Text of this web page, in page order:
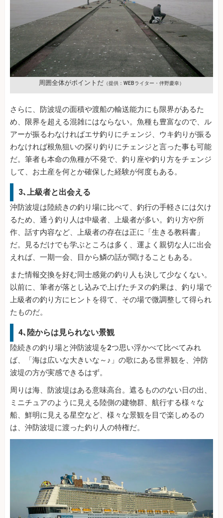
周囲全体がポイントだ （提供：WEBライター・伴野慶幸）
さらに、防波堤の面積や渡船の輸送能力にも限界があるた
め、限界を超える混雑にはならない。魚種も豊富なので、ル
アーが振るわなければエサ釣りにチェンジ、ウキ釣りが振る
わなければ根魚狙いの探り釣りにチェンジと言った事も可能
だ。筆者も本命の魚種が不発で、釣り座や釣り方をチェンジ
して、お土産を何とか確保した経験が何度もある。
3､上級者と出会える
沖防波堤は陸続きの釣り場に比べて、釣行の手軽さには欠け
るため、通う釣り人は中級者、上級者が多い。釣り方や所
作、話す内容など、上級者の存在は正に「生きる教科書」
だ。見るだけでも学ぶところは多く、運よく親切な人に出会
えれば、一期一会、目から鱗の話が聞けることもある。
また情報交換を好む同士感覚の釣り人も決して少なくない。
以前に、筆者が落とし込みで上げたチヌの釣果は、釣り場で
上級者の釣り方にヒントを得て、その場で微調整して得られ
たものだ。
4､陸からは見られない景観
陸続きの釣り場と沖防波堤を2つ思い浮かべて比べてみれ
ば、「海は広いな大きいな～♪」の歌にある世界観を、沖防
波堤の方が実感できるはず。
周りは海、防波堤はある意味高台。遮るもののない日の出、
ミニチュアのように見える陸側の建物群、航行する様々な
船、鮮明に見える星空など、様々な景観を目で楽しめるの
は、沖防波堤に渡った釣り人の特権だ。